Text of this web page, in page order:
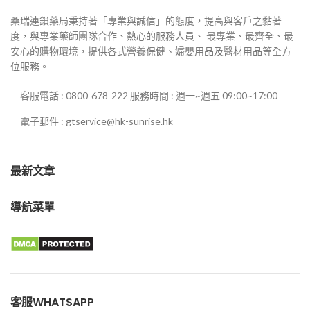
桑瑞連鎖藥局秉持著「專業與誠信」的態度，提高與客戶之黏著
度，與專業藥師團隊合作、熱心的服務人員、 最專業、最齊全、最
安心的購物環境，提供各式營養保健、婦嬰用品及醫材用品等全方
位服務。
客服電話 : 0800-678-222 服務時間 : 週一~週五 09:00~17:00
電子郵件 : gtservice@hk-sunrise.hk
最新文章
導航菜單
客服WHATSAPP